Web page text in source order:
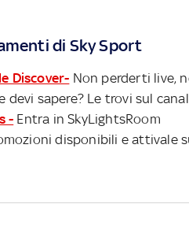
di Sky Sport
Discover- Non perderti live,
devi sapere? Le trovi sul
- Entra in SkyLightsRoom
disponibili e attivale